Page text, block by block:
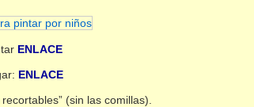
ENLACE
ENLACE
(sin las comillas).